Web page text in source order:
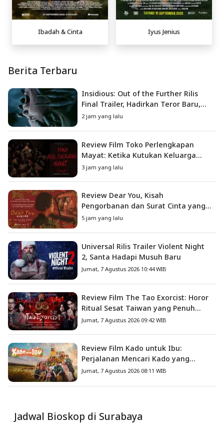
Ibadah & Cinta Iyus Jenius
Berita Terbaru
Insidious: Out of the Further Rilis
Final Trailer, Hadirkan Teror Baru,
Iblis Kini Masuk ke Dunia Manusia
2 jam yang lalu
Review Film Toko Perlengkapan
Mayat: Ketika Kutukan Keluarga
Menjadi Sumber Teror yang
3 jam yang lalu
Review Dear You, Kisah
Pengorbanan dan Surat Cinta yang
Menyentuh Hati
5 jam yang lalu
Universal Rilis Trailer Violent Night
2, Santa Hadapi Musuh Baru
Jumat, 7 Agustus 2026 10:44 WIB
Review Film The Tao Exorcist: Horor
Ritual Sesat Taiwan yang Penuh
Misteri dan Teror Psikologis
Jumat, 7 Agustus 2026 09:42 WIB
Review Film Kado untuk Ibu:
Perjalanan Mencari Kado yang
Mengajarkan Arti Keluarga
Jumat, 7 Agustus 2026 08:11 WIB
Jadwal Bioskop di Surabaya